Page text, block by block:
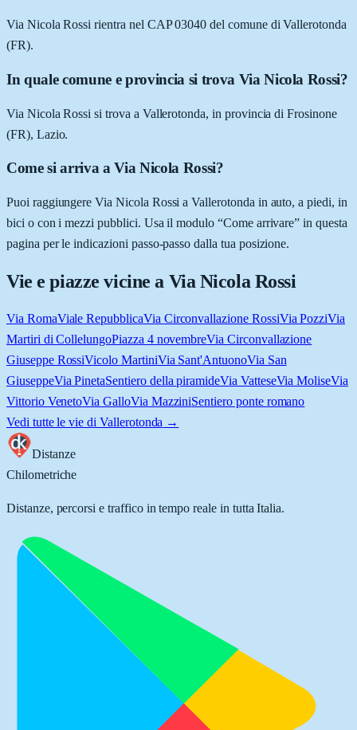
Via Nicola Rossi rientra nel CAP 03040 del comune di Vallerotonda
(FR).
In quale comune e provincia si trova Via Nicola Rossi?
Via Nicola Rossi si trova a Vallerotonda, in provincia di Frosinone
(FR), Lazio.
Come si arriva a Via Nicola Rossi?
Puoi raggiungere Via Nicola Rossi a Vallerotonda in auto, a piedi, in
bici o con i mezzi pubblici. Usa il modulo “Come arrivare” in questa
pagina per le indicazioni passo-passo dalla tua posizione.
Vie e piazze vicine a Via Nicola Rossi
Via RomaViale RepubblicaVia Circonvallazione RossiVia PozziVia
Martiri di CollelungoPiazza 4 novembreVia Circonvallazione
Giuseppe RossiVicolo MartiniVia Sant'AntuonoVia San
GiuseppeVia PinetaSentiero della piramideVia VatteseVia MoliseVia
Vittorio VenetoVia GalloVia MazziniSentiero ponte romano
Vedi tutte le vie di Vallerotonda →
Distanze
Chilometriche
Distanze, percorsi e traffico in tempo reale in tutta Italia.